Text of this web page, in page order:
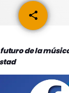
share
email
de la